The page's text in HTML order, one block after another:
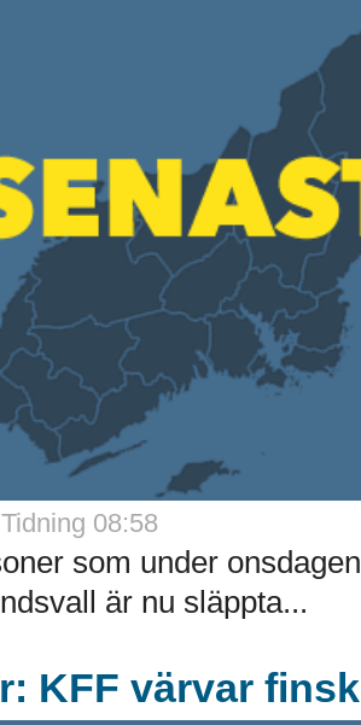
08:58
som under
är nu släppta...
KFF värvar